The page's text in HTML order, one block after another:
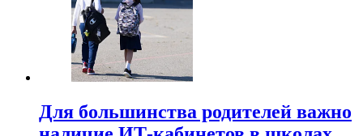
Для большинства родителей важно